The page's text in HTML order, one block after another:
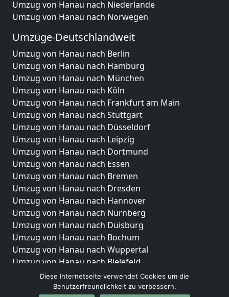
Umzug von Hanau nach Niederlande
Umzug von Hanau nach Norwegen
Umzüge-Deutschlandweit
Umzug von Hanau nach Berlin
Umzug von Hanau nach Hamburg
Umzug von Hanau nach München
Umzug von Hanau nach Köln
Umzug von Hanau nach Frankfurt am Main
Umzug von Hanau nach Stuttgart
Umzug von Hanau nach Düsseldorf
Umzug von Hanau nach Leipzig
Umzug von Hanau nach Dortmund
Umzug von Hanau nach Essen
Umzug von Hanau nach Bremen
Umzug von Hanau nach Dresden
Umzug von Hanau nach Hannover
Umzug von Hanau nach Nürnberg
Umzug von Hanau nach Duisburg
Umzug von Hanau nach Bochum
Umzug von Hanau nach Wuppertal
Umzug von Hanau nach Bielefeld
Umzug von Hanau nach Bonn
Umzug von Hanau nach Münster
Diese Internetseite verwendet Cookies um die
Benutzerfreundlichkeit zu verbessern.